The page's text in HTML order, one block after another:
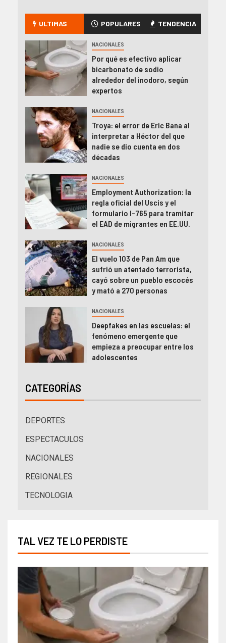
ULTIMAS POPULARES TENDENCIA
NACIONALES
Por qué es efectivo aplicar
bicarbonato de sodio
alrededor del inodoro, según
expertos
NACIONALES
Troya: el error de Eric Bana al
interpretar a Héctor del que
nadie se dio cuenta en dos
décadas
NACIONALES
Employment Authorization: la
regla oficial del Uscis y el
formulario I-765 para tramitar
el EAD de migrantes en EE.UU.
NACIONALES
El vuelo 103 de Pan Am que
sufrió un atentado terrorista,
cayó sobre un pueblo escocés
y mató a 270 personas
NACIONALES
Deepfakes en las escuelas: el
fenómeno emergente que
empieza a preocupar entre los
adolescentes
CATEGORÍAS
DEPORTES
ESPECTACULOS
NACIONALES
REGIONALES
TECNOLOGIA
TAL VEZ TE LO PERDISTE